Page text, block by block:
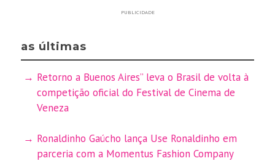
PUBLICIDADE
as últimas
Retorno a Buenos Aires” leva o Brasil de volta à
competição oficial do Festival de Cinema de
Veneza
Ronaldinho Gaúcho lança Use Ronaldinho em
parceria com a Momentus Fashion Company